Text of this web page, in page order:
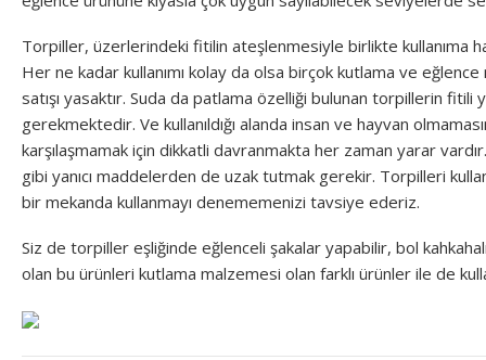
Torpiller, üzerlerindeki fitilin ateşlenmesiyle birlikte kullanıma
Her ne kadar kullanımı kolay da olsa birçok kutlama ve
satışı yasaktır. Suda da patlama özelliği bulunan torpillerin fitili
gerekmektedir. Ve kullanıldığı alanda insan ve hayvan
karşılaşmamak için dikkatli davranmakta her zaman yarar
gibi yanıcı maddelerden de uzak tutmak gerekir. Torpilleri
bir mekanda kullanmayı denememenizi tavsiye ederiz.
Siz de torpiller eşliğinde eğlenceli şakalar yapabilir, bol
olan bu ürünleri kutlama malzemesi olan farklı ürünler ile de